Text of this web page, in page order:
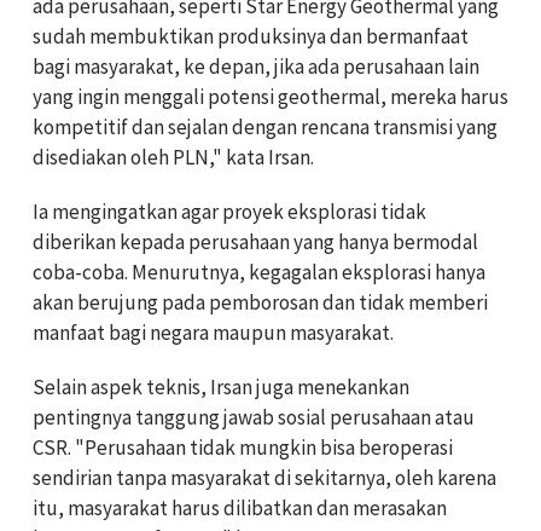
ada perusahaan, seperti Star Energy Geothermal yang
sudah membuktikan produksinya dan bermanfaat
bagi masyarakat, ke depan, jika ada perusahaan lain
yang ingin menggali potensi geothermal, mereka harus
kompetitif dan sejalan dengan rencana transmisi yang
disediakan oleh PLN," kata Irsan.
Ia mengingatkan agar proyek eksplorasi tidak
diberikan kepada perusahaan yang hanya bermodal
coba-coba. Menurutnya, kegagalan eksplorasi hanya
akan berujung pada pemborosan dan tidak memberi
manfaat bagi negara maupun masyarakat.
Selain aspek teknis, Irsan juga menekankan
pentingnya tanggung jawab sosial perusahaan atau
CSR. "Perusahaan tidak mungkin bisa beroperasi
sendirian tanpa masyarakat di sekitarnya, oleh karena
itu, masyarakat harus dilibatkan dan merasakan